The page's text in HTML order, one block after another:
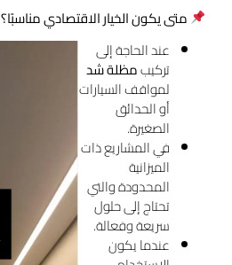
متى يكون الخيار الاقتصادي مناسبًا؟
عند الحاجة إلى
تركيبمظلة شد
لمواقف السيارات
أو الحدائق
الصغيرة.
في المشاريع ذات
الميزانية
المحدودة والتي
تحتاج إلى حلول
سريعة وفعالة.
عندما يكون